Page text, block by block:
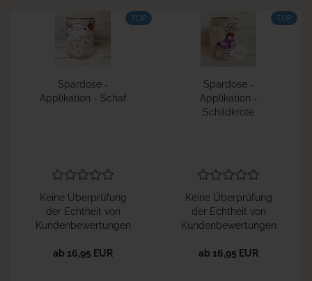
TOP
Spardose -
Applikation - Schaf
Keine Überprüfung
der Echtheit von
Kundenbewertungen
ab 16,95 EUR
TOP
Spardose -
Applikation -
Schildkröte
Keine Überprüfung
der Echtheit von
Kundenbewertungen
ab 16,95 EUR